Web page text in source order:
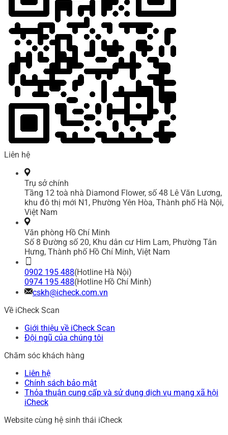
Liên hệ
Trụ sở chính
Tầng 12 toà nhà Diamond Flower, số 48 Lê Văn Lương,
khu đô thị mới N1, Phường Yên Hòa, Thành phố Hà Nội,
Việt Nam
Văn phòng Hồ Chí Minh
Số 8 Đường số 20, Khu dân cư Him Lam, Phường Tân
Hưng, Thành phố Hồ Chí Minh, Việt Nam
0902 195 488(Hotline Hà Nội)
0974 195 488(Hotline Hồ Chí Minh)
cskh@icheck.com.vn
Về iCheck Scan
Giới thiệu về iCheck Scan
Đội ngũ của chúng tôi
Chăm sóc khách hàng
Liên hệ
Chính sách bảo mật
Thỏa thuận cung cấp và sử dụng dịch vụ mạng xã hội
iCheck
Website cùng hệ sinh thái iCheck